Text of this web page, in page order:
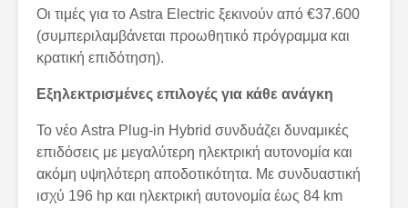
Οι τιμές για το Astra Electric ξεκινούν από €37.600
(συμπεριλαμβάνεται προωθητικό πρόγραμμα και
κρατική επιδότηση).
Εξηλεκτρισμένες επιλογές για κάθε ανάγκη
Το νέο Astra Plug-in Hybrid συνδυάζει δυναμικές
επιδόσεις με μεγαλύτερη ηλεκτρική αυτονομία και
ακόμη υψηλότερη αποδοτικότητα. Με συνδυαστική
ισχύ 196 hp και ηλεκτρική αυτονομία έως 84 km